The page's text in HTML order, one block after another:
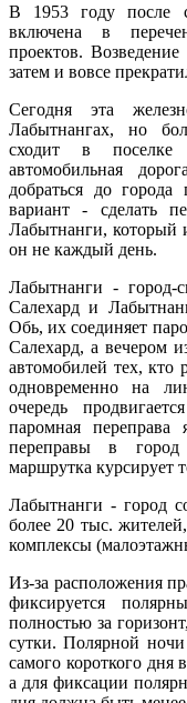
В 1953 году после
включена в
проектов.
затем и вовсе
Сегодня эта
Лабытнангах, но
сходит в поселке
автомобильная
добраться до
вариант - сделать
Лабытнанги, который
он не каждый день.
Лабытнанги - город-
Салехард и
Обь, их соединяет
Салехард, а вечером
автомобилей тех, кто
одновременно на
очередь
паромная переправа
переправы в
маршрутка курсирует
Лабытнанги - город
более 20 тыс.
комплексы
Из-за расположения
фиксируется
полностью за
сутки. Полярной ночи
самого короткого дня
а для фиксации